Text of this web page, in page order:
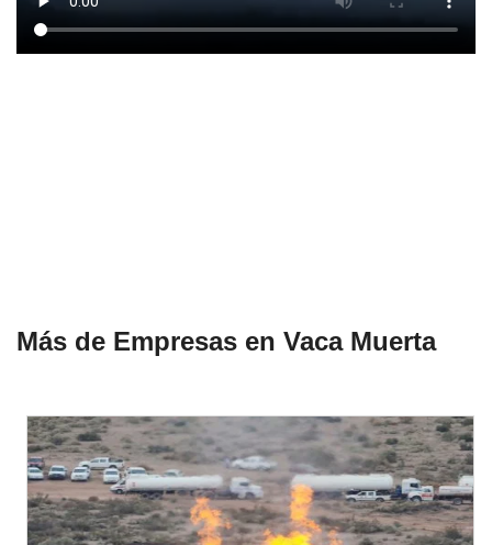
Más de Empresas en Vaca Muerta